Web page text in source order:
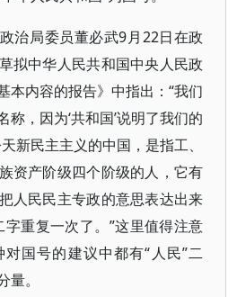
治局委员董必武9月22日在政
拟中华人民共和国中央人民政
本内容的报告》中指出：“我们
，因为‘共和国’说明了我们的
新民主主义的中国，是指工、
资产阶级四个阶级的人，它有
人民民主专政的意思表达出来
字重复一次了。”这里值得注意
国号的建议中都有“人民”二
。